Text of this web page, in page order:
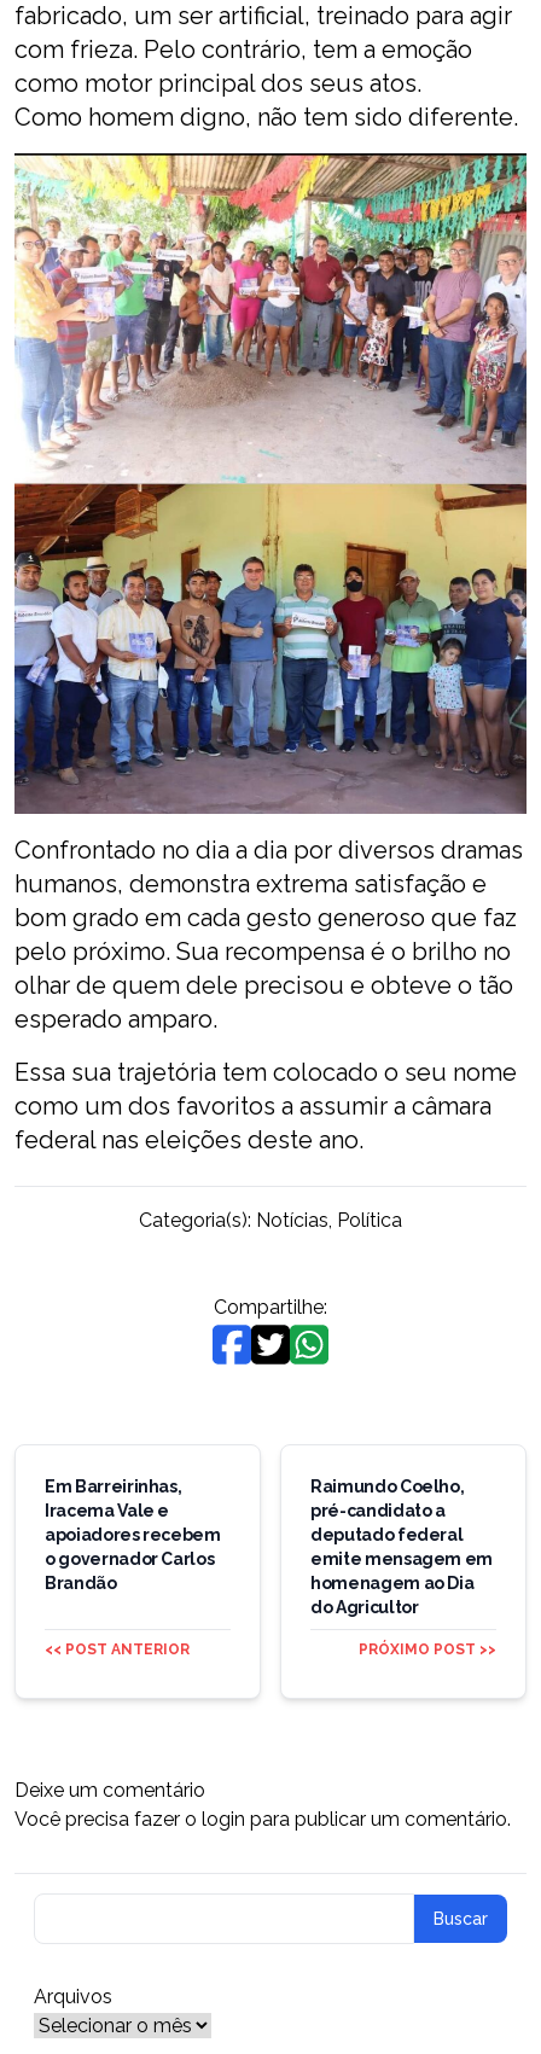
fabricado, um ser artificial, treinado para agir
com frieza. Pelo contrário, tem a emoção
como motor principal dos seus atos.
Como homem digno, não tem sido diferente.
Confrontado no dia a dia por diversos dramas
humanos, demonstra extrema satisfação e
bom grado em cada gesto generoso que faz
pelo próximo. Sua recompensa é o brilho no
olhar de quem dele precisou e obteve o tão
esperado amparo.
Essa sua trajetória tem colocado o seu nome
como um dos favoritos a assumir a câmara
federal nas eleições deste ano.
Categoria(s): Notícias, Política
Compartilhe:
Navegação
Post
Em Barreirinhas,
Iracema Vale e
apoiadores recebem
o governador Carlos
Brandão
<< POST ANTERIOR
Raimundo Coelho,
pré-candidato a
deputado federal
emite mensagem em
homenagem ao Dia
do Agricultor
PRÓXIMO POST >>
Deixe um comentário
Você precisa fazer o login para publicar um comentário.
Arquivos
Arquivos